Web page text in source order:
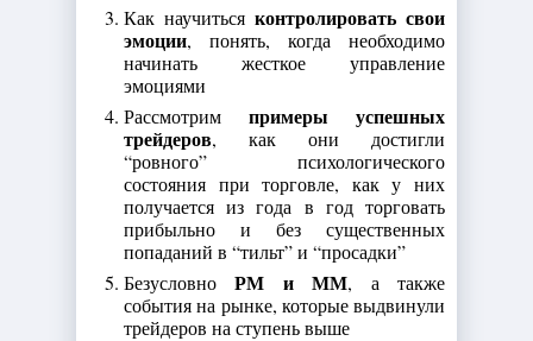
Как научиться контролировать свои
эмоции, понять, когда необходимо
начинать жесткое управление
эмоциями
Рассмотрим примеры успешных
трейдеров, как они достигли
“ровного” психологического
состояния при торговле, как у них
получается из года в год торговать
прибыльно и без существенных
попаданий в “тильт” и “просадки”
БезусловноРМ и ММ, а также
события на рынке, которые выдвинули
трейдеров на ступень выше